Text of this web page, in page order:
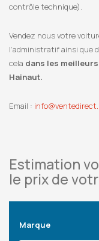
contrôle technique).
Vendez nous votre
l’administratif ainsi que
cela dans les
Hainaut.
Email :
Estimation
le prix de
Marque